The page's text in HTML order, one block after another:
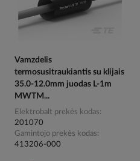
Vamzdelis
termosusitraukiantis su klijais
35.0-12.0mm juodas L-1m
MWTM...
Elektrobalt prekės kodas
201070
Gamintojo prekės kodas
413206-000